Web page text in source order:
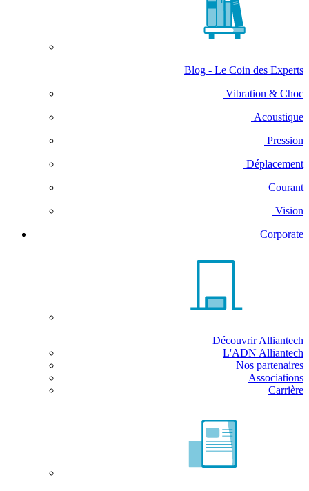
Blog - Le Coin des Experts
Vibration & Choc
Acoustique
Pression
Déplacement
Courant
Vision
Corporate
Découvrir Alliantech
L'ADN Alliantech
Nos partenaires
Associations
Carrière